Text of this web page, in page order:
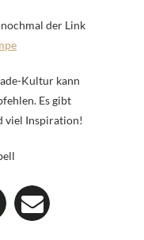
der Link
Kultur kann
Es gibt
viel Inspiration!